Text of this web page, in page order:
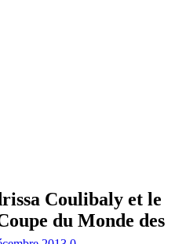
Coulibaly et le
du Monde des